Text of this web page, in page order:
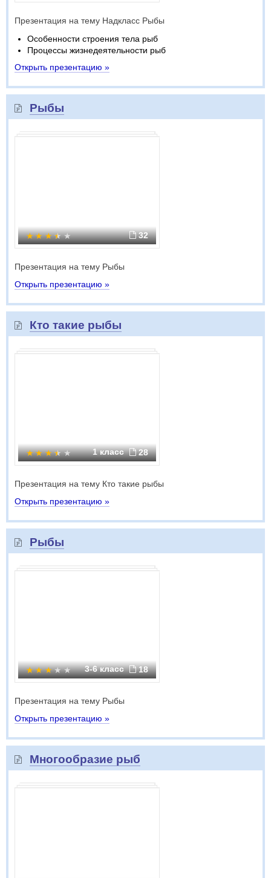
Презентация на тему Надкласс Рыбы
Особенности строения тела рыб
Процессы жизнедеятельности рыб
Открыть презентацию »
Рыбы
32
Презентация на тему Рыбы
Открыть презентацию »
Кто такие рыбы
1 класс 28
Презентация на тему Кто такие рыбы
Открыть презентацию »
Рыбы
3-6 класс 18
Презентация на тему Рыбы
Открыть презентацию »
Многообразие рыб